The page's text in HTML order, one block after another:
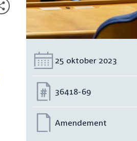
Datum:
25 oktober 2023
Nummer:
36418-69
Amendement